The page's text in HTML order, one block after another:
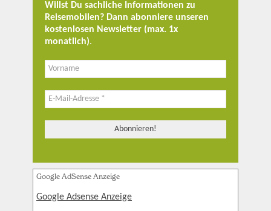
Willst Du sachliche Informationen zu
Reisemobilen? Dann abonniere unseren
kostenlosen Newsletter (max. 1x
monatlich).
Google AdSense Anzeige
Google Adsense Anzeige